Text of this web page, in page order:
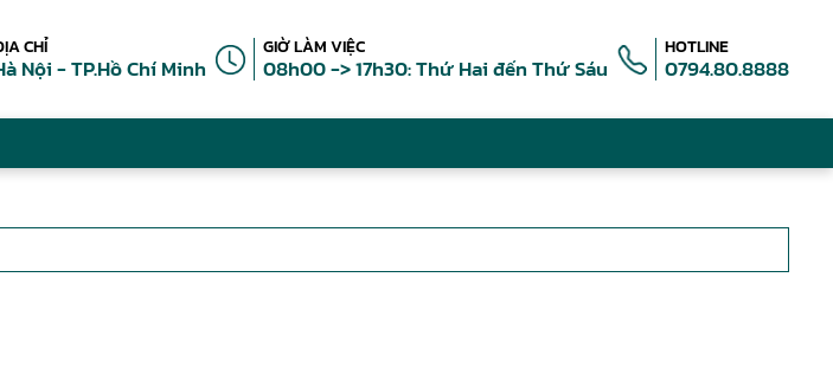
CHỈ
Nội - TP.Hồ Chí Minh
GIỜ LÀM VIỆC
08h00 -> 17h30: Thứ Hai đến Thứ Sáu
HOTLINE
0794.80.8888